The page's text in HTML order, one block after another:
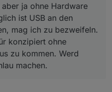
ja ohne Hardware
ist USB an den
mag ich zu bezweifeln.
konzipiert ohne
zu kommen. Werd
machen.